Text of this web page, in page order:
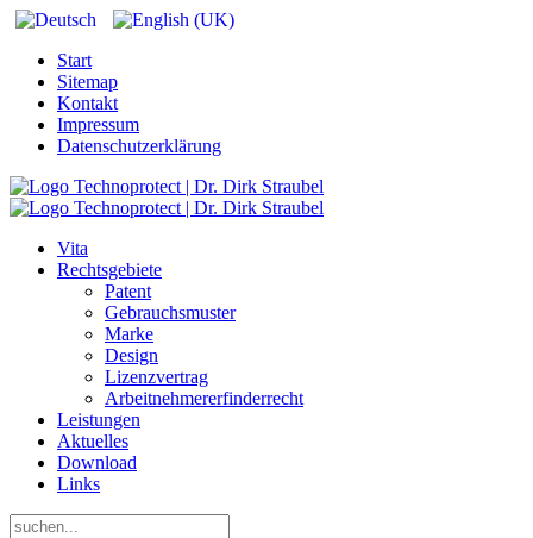
Start
Sitemap
Kontakt
Impressum
Datenschutzerklärung
Vita
Rechtsgebiete
Patent
Gebrauchsmuster
Marke
Design
Lizenzvertrag
Arbeitnehmererfinderrecht
Leistungen
Aktuelles
Download
Links